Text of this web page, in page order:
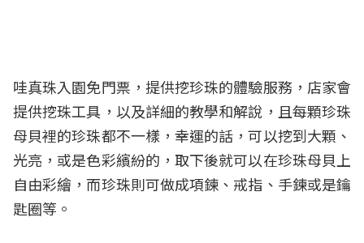
哇真珠入園免門票，提供挖珍珠的體驗服務，店家會
提供挖珠工具，以及詳細的教學和解說，且每顆珍珠
母貝裡的珍珠都不一樣，幸運的話，可以挖到大顆、
光亮，或是色彩繽紛的，取下後就可以在珍珠母貝上
自由彩繪，而珍珠則可做成項鍊、戒指、手鍊或是鑰
匙圈等。